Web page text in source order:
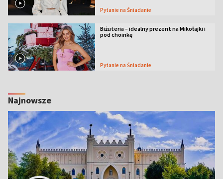
Pytanie na Śniadanie
Biżuteria – idealny prezent na Mikołajki i
pod choinkę
Pytanie na Śniadanie
Najnowsze